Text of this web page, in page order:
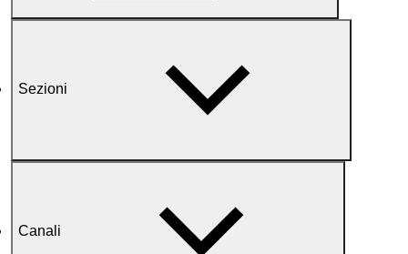
Sezioni
Canali